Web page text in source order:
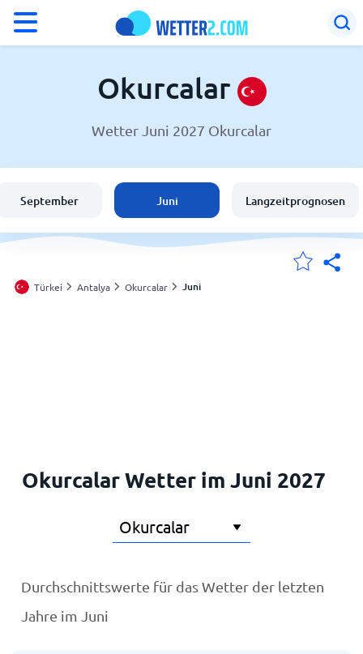
Wetter in Okurcalar
Schweiz
Deutschland
Okurcalar
Wetter Juni 2027 Okurcalar
September Juni Langzeitprognosen
Türkei Antalya Okurcalar Juni
Okurcalar Wetter im Juni 2027
Durchschnittswerte für das Wetter der letzten
Jahre im Juni